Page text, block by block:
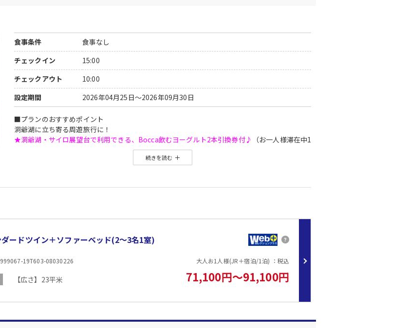
食事条件
食事なし
チェックイン
15:00
チェックアウト
10:00
設定期間
2026年04月25日～2026年09月30日
■プランのおすすめポイント
洞爺湖に立ち寄る周遊旅行に！
★洞爺湖・サイロ展望台で利用できる、Bocca飲むヨーグルト2本引換券付♪
（お一人様滞在中1回）
※当引換券利用には無料アプリ【eチケットアプリ】 のダウンロードが必要です。
※クーポンの受け取り方法は、ご予約後マイページのプラン詳細にてご確認ください。
続きを読む
ダードツイン＋ソファーベッド(2〜3名1室)
19T603-08030226
【広さ】23平米
大人お1人様(JR＋宿泊/1泊) ：税込
71,100円～91,100円